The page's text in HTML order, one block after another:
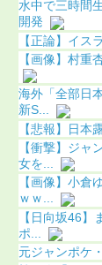
水中で三時間
開発
【正論】イス
【画像】村重
海外「全部日
新S...
【悲報】日本
【衝撃】ジ
女を...
【画像】小倉
ｗｗ...
【日向坂46
ポ...
元ジャンポケ